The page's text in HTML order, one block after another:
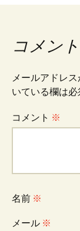
ビ
ゲ
ー
シ
ョ
コメン
メールアドレス
いている欄は
コメント ※
名前 ※
メール ※